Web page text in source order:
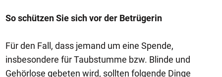
So schützen Sie sich vor der Betrügerin
Für den Fall, dass jemand um eine Spende,
insbesondere für Taubstumme bzw. Blinde und
Gehörlose gebeten wird, sollten folgende Dinge